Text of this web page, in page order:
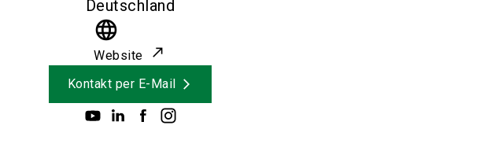
Deutschland
language
Website
Kontakt per E-Mail